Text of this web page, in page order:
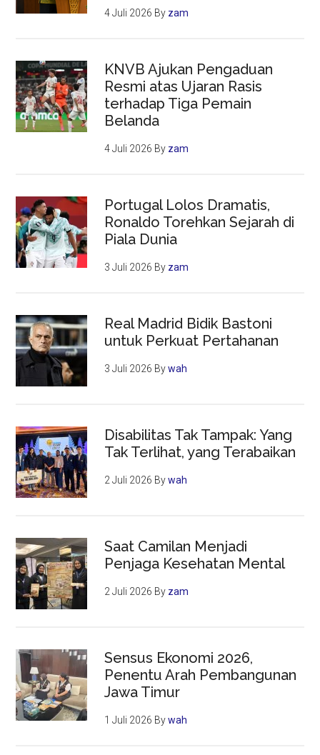
4 Juli 2026 By zam
KNVB Ajukan Pengaduan
Resmi atas Ujaran Rasis
terhadap Tiga Pemain
Belanda
4 Juli 2026 By zam
Portugal Lolos Dramatis,
Ronaldo Torehkan Sejarah di
Piala Dunia
3 Juli 2026 By zam
Real Madrid Bidik Bastoni
untuk Perkuat Pertahanan
3 Juli 2026 Bywah
Disabilitas Tak Tampak: Yang
Tak Terlihat, yang Terabaikan
2 Juli 2026 Bywah
Saat Camilan Menjadi
Penjaga Kesehatan Mental
2 Juli 2026 By zam
Sensus Ekonomi 2026,
Penentu Arah Pembangunan
Jawa Timur
1 Juli 2026 Bywah